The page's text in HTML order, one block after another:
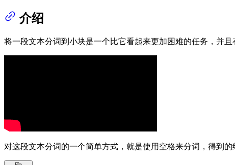
介绍
将一段文本分词到小块是一个比它看起来更加困难的任务，并
对这段文本分词的一个简单方式，就是使用空格来分词，得到的